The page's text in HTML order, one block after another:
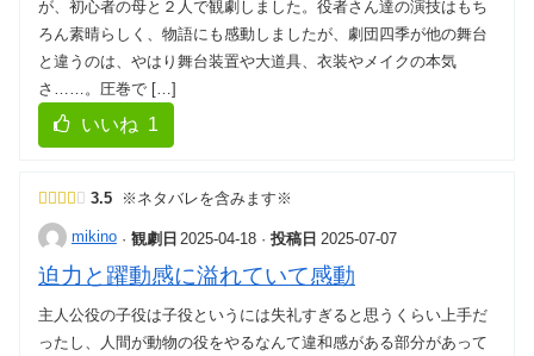
が、初心者の母と２人で観劇しました。役者さん達の演技はもち
ろん素晴らしく、物語にも感動しましたが、劇団四季が他の舞台
と違うのは、やはり舞台装置や大道具、衣装やメイクの本気
さ……。圧巻で […]
いいね 1
3.5 ※ネタバレを含みます※
mikino · 観劇日 2025-04-18 · 投稿日 2025-07-07
迫力と躍動感に溢れていて感動
主人公役の子役は子役というには失礼すぎると思うくらい上手だ
ったし、人間が動物の役をやるなんて違和感がある部分があって